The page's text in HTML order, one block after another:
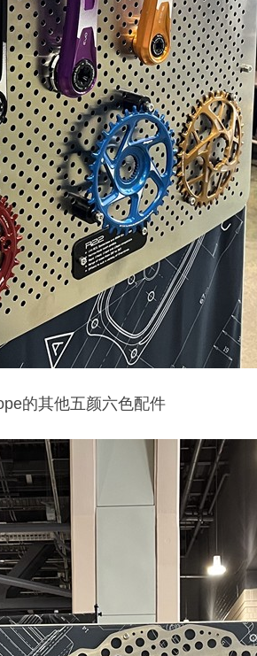
的其他五颜六色配件